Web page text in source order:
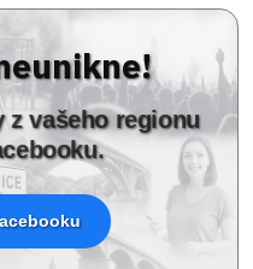
z vašeho regionu